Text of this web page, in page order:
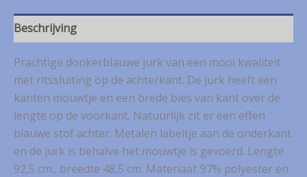
mt.
42
aantal
Beschrijving
Prachtige donkerblauwe jurk van een mooi kwaliteit
met ritssluiting op de achterkant. De jurk heeft een
kanten mouwtje en een brede bies van kant over de
lengte op de voorkant. Natuurlijk zit er een effen
blauwe stof achter. Metalen labeltje aan de onderkant
en de jurk is behalve het mouwtje is gevoerd. Lengte
92,5 cm., breedte 48,5 cm. Materiaal: 97% polyester en